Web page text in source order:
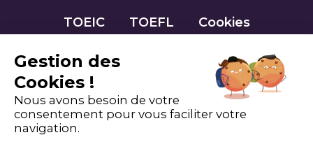
TOEIC TOEFL Cookies
Gestion des
Cookies !
Nous avons besoin de votre
consentement pour vous faciliter votre
navigation.